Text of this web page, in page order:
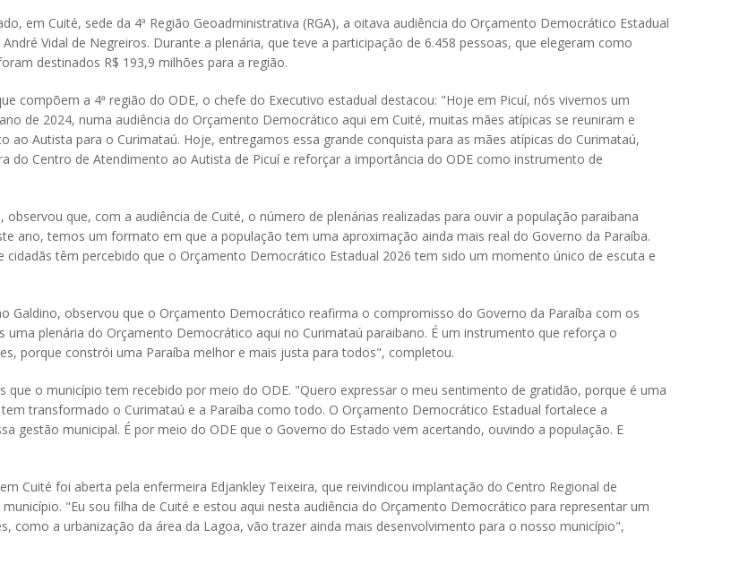
em Cuité, sede da 4ª Região Geoadministrativa (RGA), a oitava audiência do Orçamento Democrático Estadual
Vidal de Negreiros. Durante a plenária, que teve a participação de 6.458 pessoas, que elegeram como
destinados R$ 193,9 milhões para a região.
compõem a 4ª região do ODE, o chefe do Executivo estadual destacou: "Hoje em Picuí, nós vivemos um
de 2024, numa audiência do Orçamento Democrático aqui em Cuité, muitas mães atípicas se reuniram e
Autista para o Curimataú. Hoje, entregamos essa grande conquista para as mães atípicas do Curimataú,
do Centro de Atendimento ao Autista de Picuí e reforçar a importância do ODE como instrumento de
que, com a audiência de Cuité, o número de plenárias realizadas para ouvir a população paraibana
ano, temos um formato em que a população tem uma aproximação ainda mais real do Governo da Paraíba.
têm percebido que o Orçamento Democrático Estadual 2026 tem sido um momento único de escuta e
Galdino, observou que o Orçamento Democrático reafirma o compromisso do Governo da Paraíba com os
plenária do Orçamento Democrático aqui no Curimataú paraibano. É um instrumento que reforça o
porque constrói uma Paraíba melhor e mais justa para todos", completou.
que o município tem recebido por meio do ODE. "Quero expressar o meu sentimento de gratidão, porque é uma
transformado o Curimataú e a Paraíba como todo. O Orçamento Democrático Estadual fortalece a
gestão municipal. É por meio do ODE que o Governo do Estado vem acertando, ouvindo a população. E
Cuité foi aberta pela enfermeira Edjankley Teixeira, que reivindicou implantação do Centro Regional de
"Eu sou filha de Cuité e estou aqui nesta audiência do Orçamento Democrático para representar um
como a urbanização da área da Lagoa, vão trazer ainda mais desenvolvimento para o nosso município",